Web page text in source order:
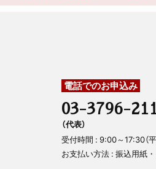
電話でのお申込み
03-3796-
（代表）
受付時間 : 9:00～17:30（平
お支払い方法 : 振込用紙